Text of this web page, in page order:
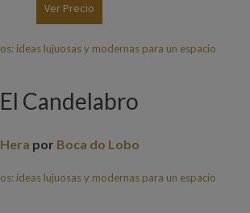
Ver Precio
El Candelabro
Hera por Boca do Lobo